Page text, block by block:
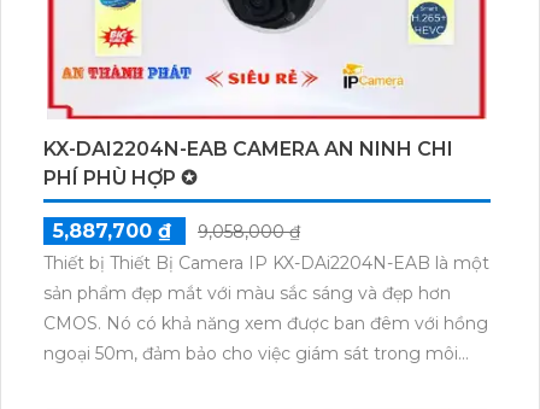
KX-DAI2204N-EAB CAMERA AN NINH CHI
PHÍ PHÙ HỢP ✪
5,887,700 ₫
9,058,000 ₫
Thiết bị Thiết Bị Camera IP KX-DAi2204N-EAB là một
sản phẩm đẹp mắt với màu sắc sáng và đẹp hơn
CMOS. Nó có khả năng xem được ban đêm với hồng
ngoại 50m, đảm bảo cho việc giám sát trong môi